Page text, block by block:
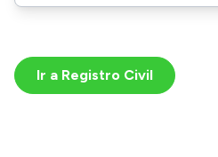
Ir a Registro Civil